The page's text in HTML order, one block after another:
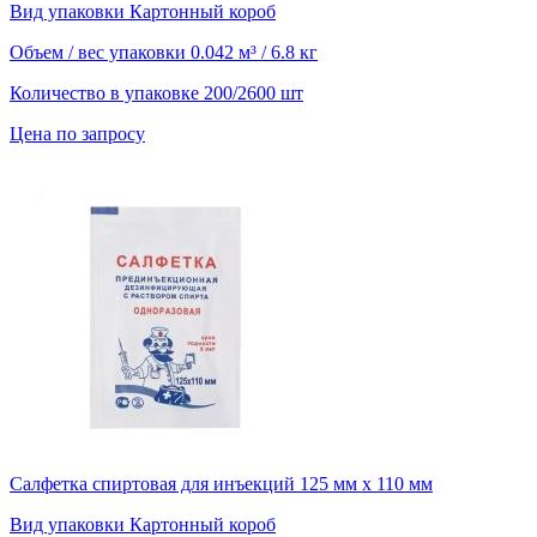
Вид упаковки Картонный короб
Объем / вес упаковки 0.042 м³ / 6.8 кг
Количество в упаковке 200/2600 шт
Цена по запросу
Салфетка спиртовая для инъекций 125 мм х 110 мм
Вид упаковки Картонный короб